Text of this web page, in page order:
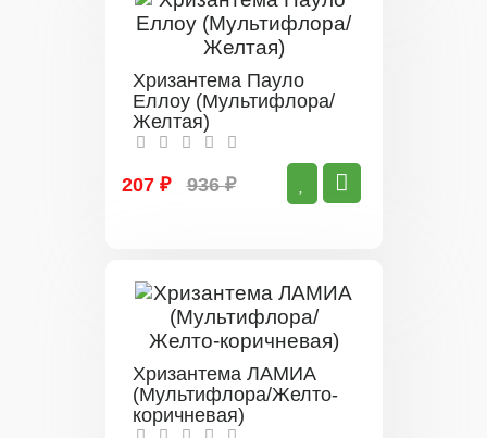
Хризантема Пауло
Еллоу (Мультифлора/
Желтая)
207 ₽ 936 ₽
Хризантема ЛАМИА
(Мультифлора/Желто-
коричневая)